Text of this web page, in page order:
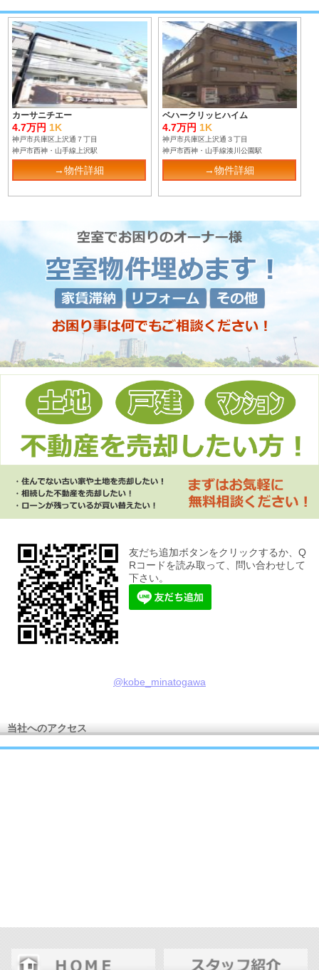
カーサニチエー
4.7万円 1K
神戸市兵庫区上沢通７丁目
神戸市西神・山手線上沢駅
→物件詳細
ベハークリッヒハイム
4.7万円 1K
神戸市兵庫区上沢通３丁目
神戸市西神・山手線湊川公園駅
→物件詳細
友だち追加ボタンをクリックするか、Q
Rコードを読み取って、問い合わせして
下さい。
@kobe_minatogawa
当社へのアクセス